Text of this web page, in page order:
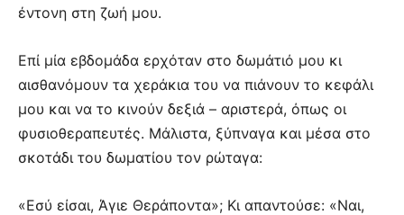
έντονη στη ζωή μου.
Επί μία εβδομάδα ερχόταν στο δωμάτιό μου κι
αισθανόμουν τα χεράκια του να πιάνουν το κεφάλι
μου και να το κινούν δεξιά – αριστερά, όπως οι
φυσιοθεραπευτές. Μάλιστα, ξύπναγα και μέσα στο
σκοτάδι του δωματίου τον ρώταγα:
«Εσύ είσαι, Άγιε Θεράποντα»; Κι απαντούσε: «Ναι,